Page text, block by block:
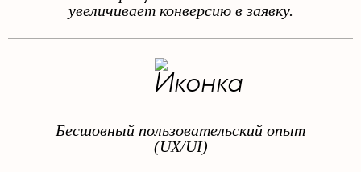
увеличивает конверсию в заявку.
Бесшовный пользовательский опыт
(UX/UI)